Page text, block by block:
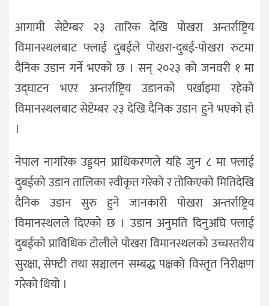
आगामी सेप्टेम्बर २३ तारिक देखि पोखरा अन्तर्राष्ट्रिय
विमानस्थलबाट फ्लाई दुबईले पोखरा-दुबई-पोखरा रुटमा
दैनिक उडान गर्ने भएको छ । सन् २०२३ को जनवरी १ मा
उद्घाटन भएर अन्तर्राष्ट्रिय उडानको पर्खाइमा रहेको
विमानस्थलबाट सेप्टेम्बर २३ देखि दैनिक उडान हुने भएकाे हाे
।
नेपाल नागरिक उड्डयन प्राधिकरणले यहि जुन ८ मा फ्लाई
दुबईको उडान तालिका स्वीकृत गरेको र तोकिएको मितिदेखि
दैनिक उडान सुरु हुने जानकारी पोखरा अन्तर्राष्ट्रिय
विमानस्थलले दिएकाे छ । उडान अनुमति दिनुअघि फ्लाई
दुबईको प्राविधिक टोलीले पोखरा विमानस्थलको उच्चस्तरीय
सुरक्षा, सेफ्टी तथा सञ्चालन सम्बद्ध पक्षको विस्तृत निरीक्षण
गरेको थियो ।